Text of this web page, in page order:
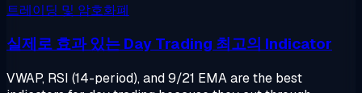
트레이딩 및 암호화폐
실제로 효과 있는 Day Trading 최고의 Indicator
VWAP, RSI (14-period), and 9/21 EMA are the best